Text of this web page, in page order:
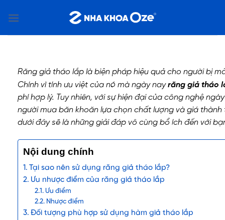
qua
Răng giả tháo lắp là biện pháp hiệu quả cho người bị
Chính vì tính ưu việt của nó mà ngày nayrăng giả tháo
phí hợp lý. Tuy nhiên, với sự hiện đại của công nghệ
người mua băn khoăn lựa chọn chất lượng và giá
dưới đây sẽ là những giải đáp vô cùng bổ ích đến với
Nội dung chính
Tại sao nên sử dụng răng giả tháo lắp?
Ưu nhược điểm của răng giả tháo lắp
Ưu điểm
Nhược điểm
Đối tượng phù hợp sử dụng hàm giả tháo lắp